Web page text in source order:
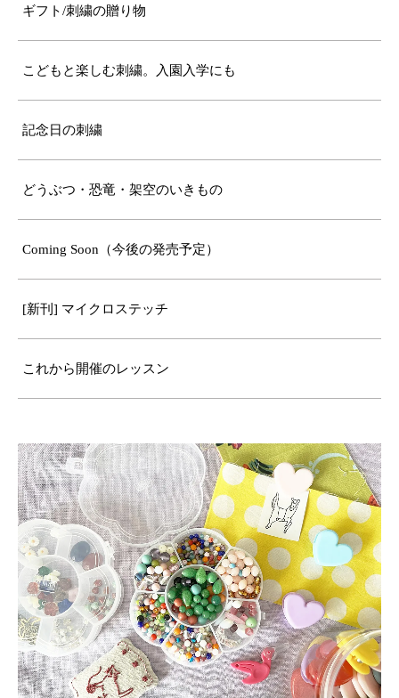
ギフト/刺繍の贈り物
こどもと楽しむ刺繍。入園入学にも
記念日の刺繍
どうぶつ・恐竜・架空のいきもの
Coming Soon（今後の発売予定）
[新刊] マイクロステッチ
これから開催のレッスン